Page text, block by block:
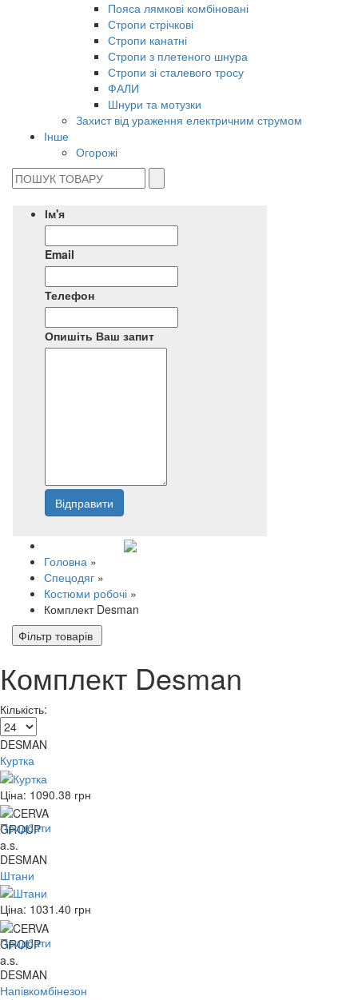
Пояса лямкові комбіновані
Стропи стрічкові
Стропи канатні
Стропи з плетеного шнура
Стропи зі сталевого тросу
ФАЛИ
Шнури та мотузки
Захист від ураження електричним струмом
Інше
Огорожі
Ім'я
Email
Телефон
Опишіть Ваш запит
Відправити
Головна »
Спецодяг »
Костюми робочі »
Комплект Desman
Фільтр товарів
Комплект Desman
Кількість:
DESMAN
Куртка
Ціна: 1090.38 грн
Придбати
DESMAN
Штани
Ціна: 1031.40 грн
Придбати
DESMAN
Напівкомбінезон